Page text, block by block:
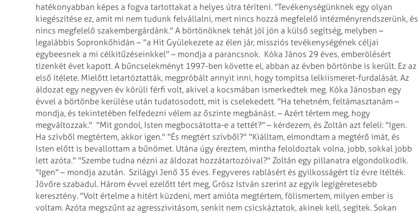
hatékonyabban képes a fogva tartottakat a helyes útra téríteni. "Tevékenységünknek egy olyan
kiegészítése ez, amit mi nem tudunk felvállalni, mert nincs hozzá megfelelő intézményrendszerünk, és
nincs megfelelő szakembergárdánk." A börtönöknek tehát jól jön a külső segítség, melyben –
legalábbis Sopronkőhidán – "a Hit Gyülekezete az élen jár, missziós tevékenységének céljai
egybeesnek a mi célkitűzéseinkkel" – mondja a parancsnok. Kóka János 29 éves, emberölésért
tizenkét évet kapott. A bűncselekményt 1997-ben követte el, abban az évben börtönbe is került. Ez az
első ítélete. Mielőtt letartóztatták, megpróbált annyit inni, hogy tompítsa lelkiismeret-furdalását. Az
áldozat egy negyven év körüli férfi volt, akivel a kocsmában ismerkedtek meg. Kóka Jánosban egy
évvel a börtönbe kerülése után tudatosodott, mit is cselekedett. "Ha tehetném, feltámasztanám –
mondja, és tekintetében felfedezni vélem az őszinte megbánást. – Azért tértem meg, hogy
megváltozzak." "Mit gondol, Isten megbocsátotta-e a tettét?" – kérdezem, és Zoltán azt feleli: "Igen.
Ha szívből megtértem, akkor igen." "És megtért szívből?" "Kiálltam, elmondtam a megtérő imát, és
Isten előtt is bevallottam a bűnömet. Utána úgy éreztem, mintha feloldoztak volna, jobb, sokkal jobb
lett azóta." "Szembe tudna nézni az áldozat hozzátartozóival?" Zoltán egy pillanatra elgondolkodik.
"Igen" – mondja azután. Szilágyi Jenő 35 éves. Fegyveres rablásért és gyilkosságért tíz évre ítélték.
Jövőre szabadul. Három évvel ezelőtt tért meg, Grósz István szerint az egyik legígéretesebb
keresztény. "Volt értelme a hitért küzdeni, mert amióta megtértem, fölismertem, milyen ember is
voltam. Azóta megszűnt az agresszivitásom, senkit nem csicskáztatok, akinek kell, segítek. Sokan